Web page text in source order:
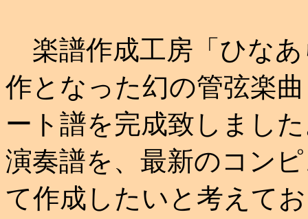
楽譜作成工房「ひな
作となった幻の管弦楽曲
ート譜を完成致しまし
演奏譜を、最新のコン
て作成したいと考えて